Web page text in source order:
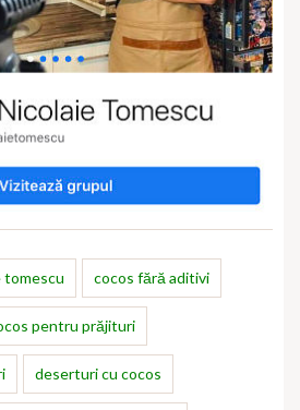
tomescu cocos fără aditivi
pentru prăjituri
deserturi cu cocos